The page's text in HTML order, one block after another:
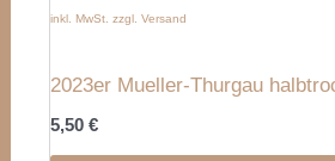
inkl. MwSt. zzgl. Versand
2023er Mueller-Thurgau
5,50€